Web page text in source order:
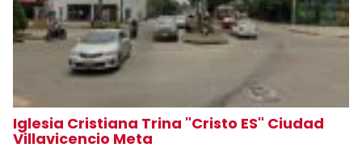
Iglesia Cristiana Trina "Cristo ES" Ciudad
Villavicencio Meta